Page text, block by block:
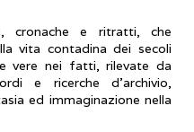
cronache e ritratti, che
vita contadina dei secoli
vere nei fatti, rilevate da
e ricerche d'archivio,
ed immaginazione nella